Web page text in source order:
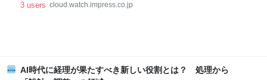
3 users cloud.watch.impress.co.jp
AI時代に経理が果たすべき新しい役割とは？ 処理から